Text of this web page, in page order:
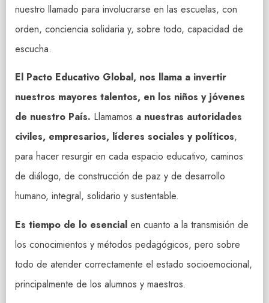
nuestro llamado para involucrarse en las escuelas, con
orden, conciencia solidaria y, sobre todo, capacidad de
escucha.
El Pacto Educativo Global, nos llama a invertir
nuestros mayores talentos, en los niños y jóvenes
de nuestro País. Llamamos a nuestras autoridades
civiles, empresarios, líderes sociales y políticos,
para hacer resurgir en cada espacio educativo, caminos
de diálogo, de construcción de paz y de desarrollo
humano, integral, solidario y sustentable.
Es tiempo de lo esencial en cuanto a la transmisión de
los conocimientos y métodos pedagógicos, pero sobre
todo de atender correctamente el estado socioemocional,
principalmente de los alumnos y maestros.